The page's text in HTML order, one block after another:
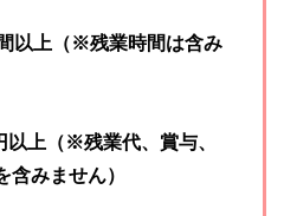
以上（※残業時間は含み
以上（※残業代、賞与、
含みません）